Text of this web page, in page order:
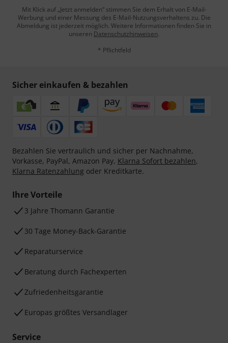
Mit Klick auf „Jetzt anmelden“ stimmen Sie dem Erhalt von E-Mail-
Werbung und einer Messung des E-Mail-Nutzungsverhaltens zu. Die
Abmeldung ist jederzeit möglich. Weitere Informationen finden Sie in
unseren Datenschutzhinweisen.
* Pflichtfeld
Sicher einkaufen & bezahlen
Bezahlen Sie vertraulich und sicher per Nachnahme,
Vorkasse, PayPal, Amazon Pay, Klarna Sofort bezahlen,
Klarna Ratenzahlung oder Kreditkarte.
Ihre Vorteile
3 Jahre Thomann Garantie
30 Tage Money-Back-Garantie
Reparaturservice
Beratung durch Fachexperten
Zufriedenheitsgarantie
Europas größtes Versandlager
Service